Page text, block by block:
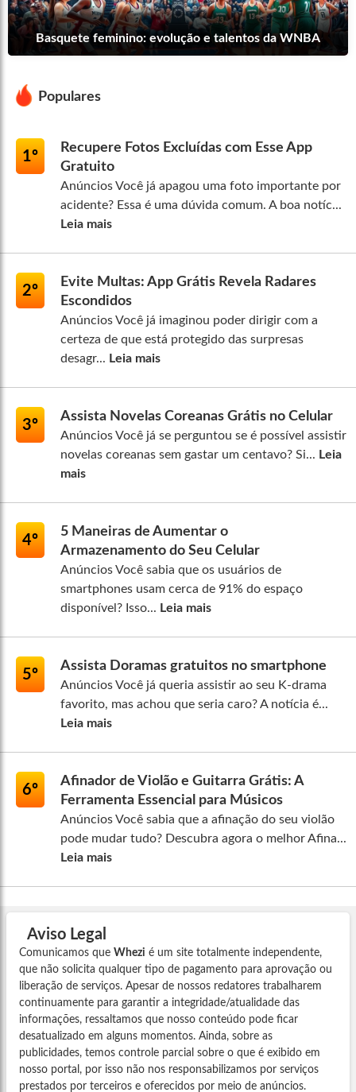
Basquete feminino: evolução e talentos da WNBA
Populares
1º
Recupere Fotos Excluídas com Esse App
Gratuito
Anúncios Você já apagou uma foto importante por
acidente? Essa é uma dúvida comum. A boa notíc...
Leia mais
2º
Evite Multas: App Grátis Revela Radares
Escondidos
Anúncios Você já imaginou poder dirigir com a
certeza de que está protegido das surpresas
desagr... Leia mais
3º
Assista Novelas Coreanas Grátis no Celular
Anúncios Você já se perguntou se é possível assistir
novelas coreanas sem gastar um centavo? Si... Leia
mais
4º
5 Maneiras de Aumentar o
Armazenamento do Seu Celular
Anúncios Você sabia que os usuários de
smartphones usam cerca de 91% do espaço
disponível? Isso... Leia mais
5º
Assista Doramas gratuitos no smartphone
Anúncios Você já queria assistir ao seu K-drama
favorito, mas achou que seria caro? A notícia é...
Leia mais
6º
Afinador de Violão e Guitarra Grátis: A
Ferramenta Essencial para Músicos
Anúncios Você sabia que a afinação do seu violão
pode mudar tudo? Descubra agora o melhor Afina...
Leia mais
Aviso Legal
Comunicamos que Whezi é um site totalmente independente,
que não solicita qualquer tipo de pagamento para aprovação ou
liberação de serviços. Apesar de nossos redatores trabalharem
continuamente para garantir a integridade/atualidade das
informações, ressaltamos que nosso conteúdo pode ficar
desatualizado em alguns momentos. Ainda, sobre as
publicidades, temos controle parcial sobre o que é exibido em
nosso portal, por isso não nos responsabilizamos por serviços
prestados por terceiros e oferecidos por meio de anúncios.